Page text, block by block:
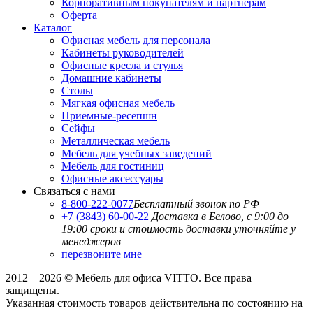
Оферта
Каталог
Офисная мебель для персонала
Кабинеты руководителей
Офисные кресла и стулья
Домашние кабинеты
Столы
Мягкая офисная мебель
Приемные-ресепшн
Сейфы
Металлическая мебель
Мебель для учебных заведений
Мебель для гостиниц
Офисные аксессуары
Связаться с нами
8-800-222-0077Бесплатный звонок по РФ
+7 (3843) 60-00-22 Доставка в Белово, с 9:00 до
19:00 сроки и стоимость доставки уточняйте у
менеджеров
перезвоните мне
2012—2026 © Мебель для офиса VITTO. Все права
защищены.
Указанная стоимость товаров действительна по состоянию на